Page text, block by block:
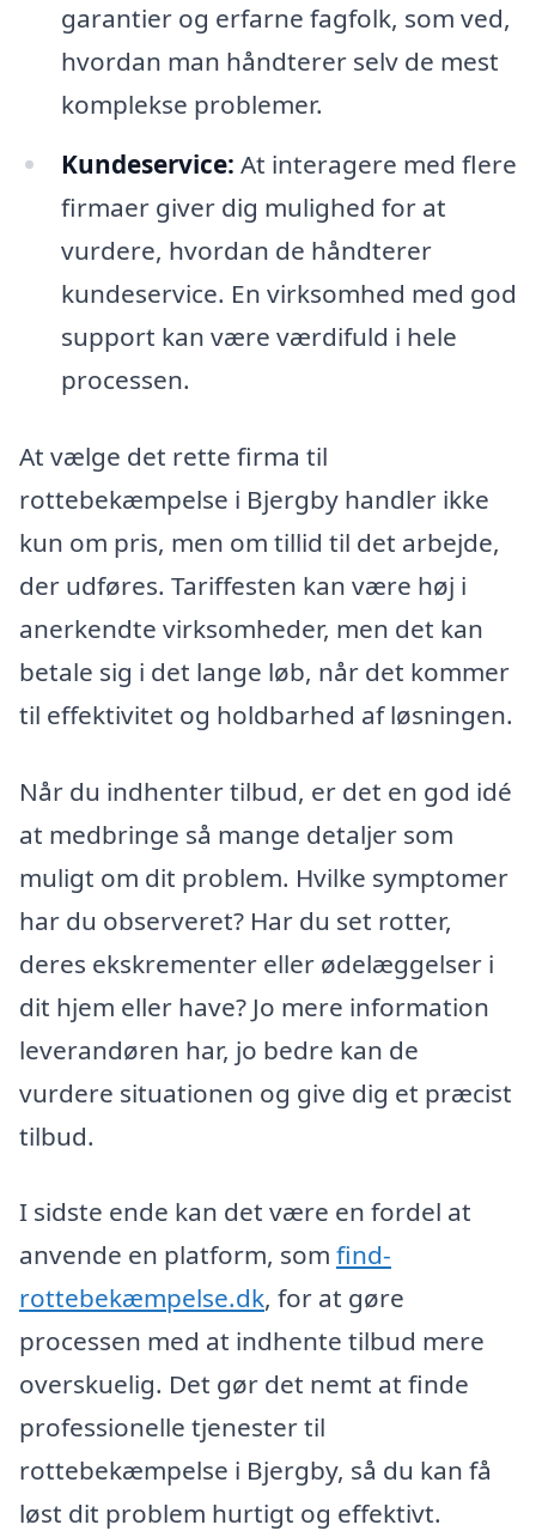
garantier og erfarne fagfolk, som ved,
hvordan man håndterer selv de mest
komplekse problemer.
Kundeservice: At interagere med flere
firmaer giver dig mulighed for at
vurdere, hvordan de håndterer
kundeservice. En virksomhed med god
support kan være værdifuld i hele
processen.
At vælge det rette firma til
rottebekæmpelse i Bjergby handler ikke
kun om pris, men om tillid til det arbejde,
der udføres. Tariffesten kan være høj i
anerkendte virksomheder, men det kan
betale sig i det lange løb, når det kommer
til effektivitet og holdbarhed af løsningen.
Når du indhenter tilbud, er det en god idé
at medbringe så mange detaljer som
muligt om dit problem. Hvilke symptomer
har du observeret? Har du set rotter,
deres ekskrementer eller ødelæggelser i
dit hjem eller have? Jo mere information
leverandøren har, jo bedre kan de
vurdere situationen og give dig et præcist
tilbud.
I sidste ende kan det være en fordel at
anvende en platform, som find-
rottebekæmpelse.dk, for at gøre
processen med at indhente tilbud mere
overskuelig. Det gør det nemt at finde
professionelle tjenester til
rottebekæmpelse i Bjergby, så du kan få
løst dit problem hurtigt og effektivt.